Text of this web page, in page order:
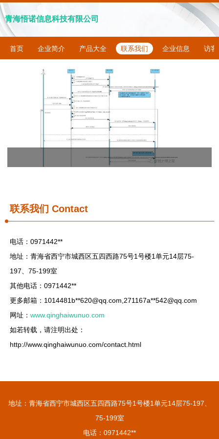
青海悟诺信息科技有限公司
首页 企业简介 产品大全 联系我们 企业信息 访客
联系我们 Contact
电话：0971442**
地址：青海省西宁市城西区五四西路75号1号楼1单元14层75-
197、75-199室
其他电话：0971442**
更多邮箱：1014481b**620@qq.com ,271167a**542@qq.com
网址： www.qinghaiwunuo.com
如若转载，请注明出处：
http://www.qinghaiwunuo.com/contact.html
地址：青海省西宁市城西区五四西路75号1号楼1单元14层75-197、
75-199室
电话：0971442**